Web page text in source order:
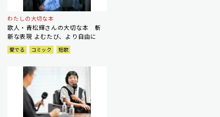
わたしの大切な本
歌人・青松輝さんの大切な本 斬
新な表現 よむたび、より自由に
愛でる コミック 短歌